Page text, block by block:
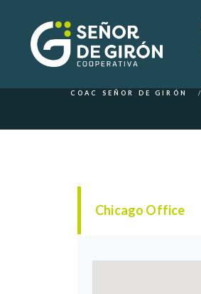
Contacto
COAC SEÑOR DE GIRÓN
Chicago Office